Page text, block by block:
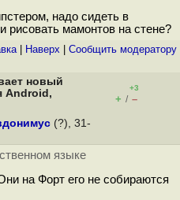
надо сидеть в
рисовать мамонтов на стене?
| Наверх Cообщить модератору
новый
Android,
+3
+ / –
(?), 31-
языке
на Форт его не собираются